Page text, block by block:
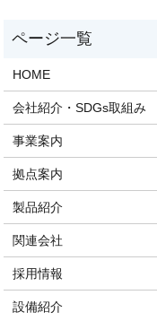
HOME
会社紹介・SDGs取組み
事業案内
拠点案内
製品紹介
関連会社
採用情報
設備紹介